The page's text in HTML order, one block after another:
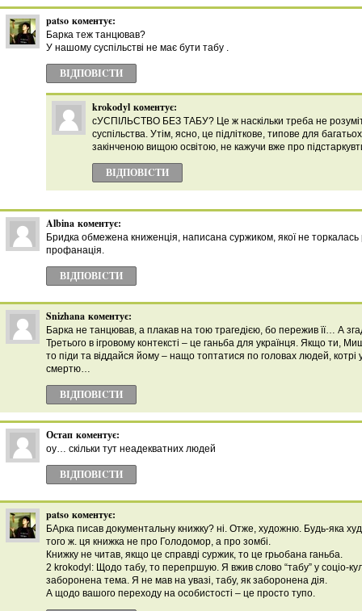
patso коментує:
Барка теж танцював?
У нашому суспільстві не має бути табу .
ВІДПОВІCТИ
krokodyl коментує:
сУСПІЛЬСТВО БЕЗ ТАБУ? Це ж наскільки треба не
суспільства. Утім, ясно, це підліткове, типове для багатьох
закінченою вищою освітою, не кажучи вже про
ВІДПОВІCТИ
Albina коментує:
Бридка обмежена книженція, написана суржиком, якої не торкалaсь
профанація.
ВІДПОВІCТИ
Snizhana коментує:
Барка не танцював, а плакав на тою трагедією, бо пережив її… А
Третього в ігровому контексті – це ганьба для українця. Якщо ти,
то піди та віддайся йому – нащо топтатися по головах людей,
смертю…
ВІДПОВІCТИ
Остап коментує:
оу… скільки тут неадекватних людей
ВІДПОВІCТИ
patso коментує:
БАрка писав документальну книжку? ні. Отже, художню. Будь-яка
того ж. ця книжка не про Голодомор, а про зомбі.
Книжку не читав, якщо це справді суржик, то це грьобана ганьба.
2 krokodyl: Щодо табу, то перепршую. Я вжив слово “табу” у соціо-
заборонена тема. Я не мав на увазі, табу, як заборонена дія.
А щодо вашого переходу на особистості – це просто тупо.